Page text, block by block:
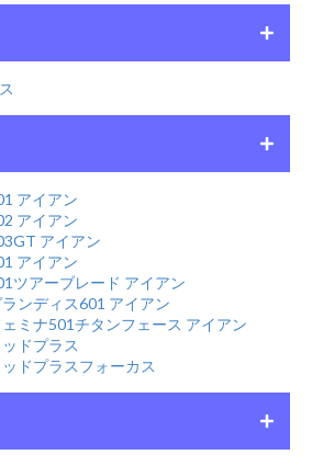
アイアン
アイアン
アイアン
アイアン
ツアーブレード アイアン
ンディス601 アイアン
ミナ501チタンフェース アイアン
ドプラス
ドプラスフォーカス